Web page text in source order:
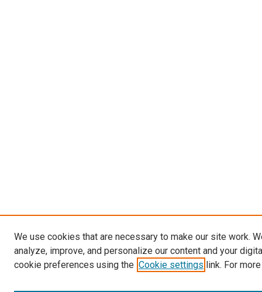
We use cookies that are necessary to make our site work.
analyze, improve, and personalize our content and your
cookie preferences using the Cookie settings link. For